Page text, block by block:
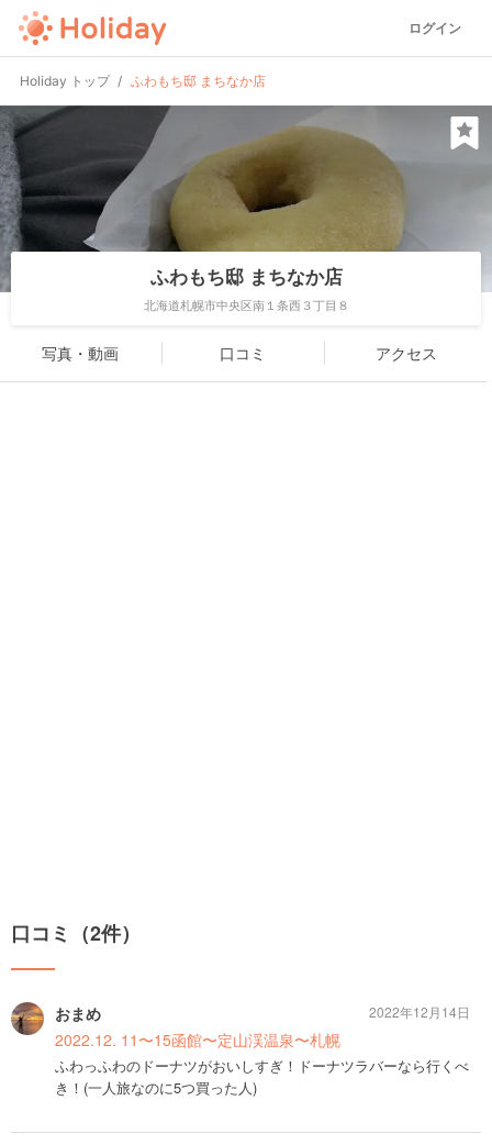
ログイン
Holiday トップ ふわもち邸 まちなか店
ふわもち邸 まちなか店
北海道札幌市中央区南１条西３丁目８
写真・動画 口コミ アクセス
口コミ（2件）
おまめ
2022.12. 11〜15函館〜定山渓温泉〜札幌
ふわっふわのドーナツがおいしすぎ！ドーナツラバーなら行くべ
き！(一人旅なのに5つ買った人)
2022年12月14日